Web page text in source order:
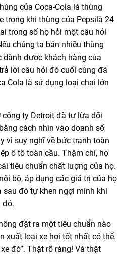
của Coca-Cola là thùng
trong khi thùng của Pepsilà 24
trong số họ hỏi một câu hỏi
chúng ta bán nhiều thùng
dành được khách hàng của
lời câu hỏi đó cuối cùng đã
Cola là sử dụng loại chai lớn
ty Detroit đã tự lừa dối
cách nhìn vào doanh số
vì suy nghĩ về bức tranh toàn
ô tô toàn cầu. Thậm chí, họ
tiêu chuẩn chất lượng của họ.
bộ, áp dụng các giá trị của họ
đó tự khen ngợi mình khi
đó.
đặt ra một tiêu chuẩn nào
xuất loại xe hơi tốt nhất có thể.
đó”. Thật rõ ràng! Và thật